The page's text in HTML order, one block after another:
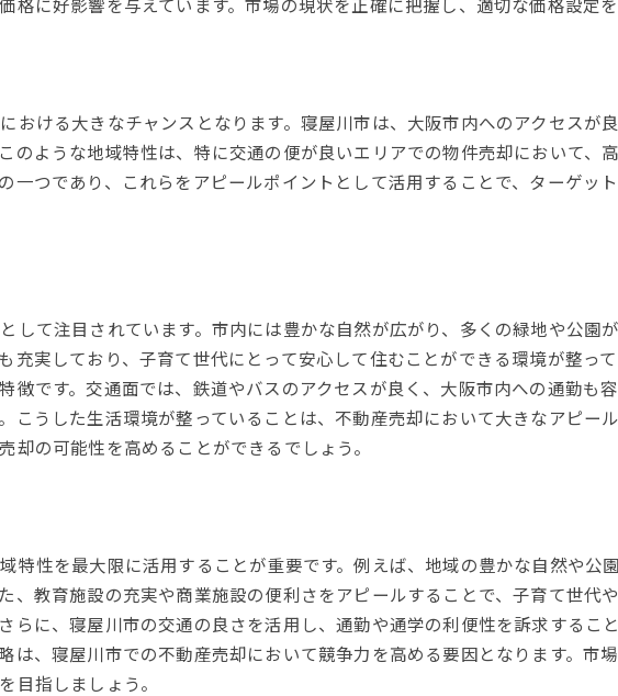
市場変動を利用したタイミング戦略
最新のテクノロジーを駆使した売却方法
変動期におけるリスク軽減策
コミュニティとの連携で信頼度アップ
地域の発展計画を売却に活用
地域限定の特典を提供するアイデア
地域イベントを活かした販促活動
必要書類の準備と手続きの流れ
プロフェッショナルの意見をどう活用するか
潜在的な修繕と改善ポイント
購入希望者のニーズを理解する方法
おける大きなチャンスとなります。寝屋川市は、大阪市内へのアクセスが
のような地域特性は、特に交通の便が良いエリアでの物件売却において、
一つであり、これらをアピールポイントとして活用することで、ターゲッ
して注目されています。市内には豊かな自然が広がり、多くの緑地や公園
充実しており、子育て世代にとって安心して住むことができる環境が整っ
徴です。交通面では、鉄道やバスのアクセスが良く、大阪市内への通勤も
こうした生活環境が整っていることは、不動産売却において大きなアピー
の可能性を高めることができるでしょう。
特性を最大限に活用することが重要です。例えば、地域の豊かな自然や公
、教育施設の充実や商業施設の便利さをアピールすることで、子育て世代
らに、寝屋川市の交通の良さを活用し、通勤や通学の利便性を訴求するこ
は、寝屋川市での不動産売却において競争力を高める要因となります。市
目指しましょう。